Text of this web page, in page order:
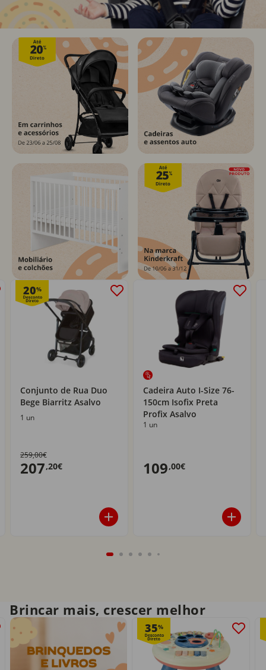
20%
Conjunto de Rua Duo
Bege Biarritz Asalvo
1 un
259,00€
207,20€
Cadeira Auto I-Size 76-
150cm Isofix Preta
Profix Asalvo
1 un
109,00€
Brincar mais, crescer melhor
35%